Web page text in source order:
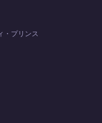
・プリンス